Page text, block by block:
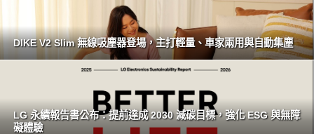
DIKE V2 Slim 無線吸塵器登場，主打輕量、車家兩用與自動集塵
LG 永續報告書公布：提前達成 2030 減碳目標，強化 ESG 與無障
礙體驗